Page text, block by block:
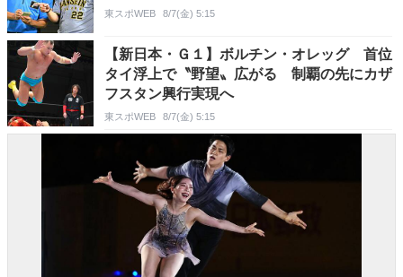
東スポWEB 8/7(金) 5:15
【新日本・Ｇ１】ボルチン・オレッグ 首位
タイ浮上で〝野望〟広がる 制覇の先にカザ
フスタン興行実現へ
東スポWEB 8/7(金) 5:15